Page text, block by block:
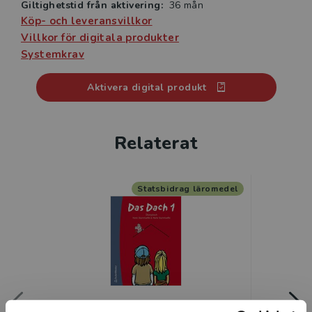
Vardagsliv, levnadssätt och sociala relationer i de
tyskspråkiga områdena presenteras i återkommande
”Info”-avsnitt, och dessutom avslutas Das dach 1 med
avsnitt om högtider och de tysktalande länderna.
Det är lätt för elev och lärare att sätta upp mål för
Giltighetstid från aktivering: 36 mån
Köp- och leveransvillkor
Villkor för digitala produkter
Systemkrav
Aktivera digital produkt
Relaterat
Statsbidrag läromedel